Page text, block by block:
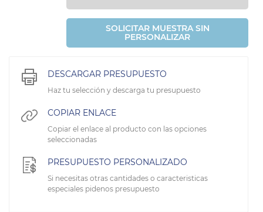
SOLICITAR MUESTRA SIN
PERSONALIZAR
DESCARGAR PRESUPUESTO
Haz tu selección y descarga tu presupuesto
COPIAR ENLACE
Copiar el enlace al producto con las opciones
seleccionadas
PRESUPUESTO PERSONALIZADO
Si necesitas otras cantidades o caracteristicas
especiales pidenos presupuesto